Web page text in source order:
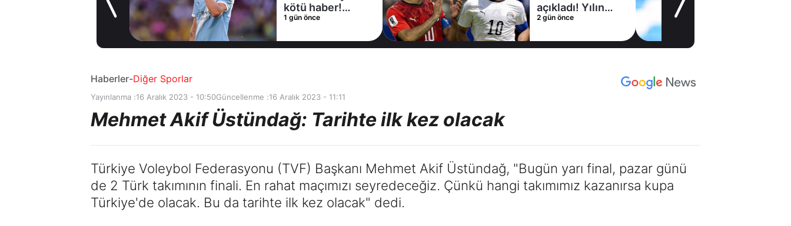
kötü haber!
Premier Lig ekibi
devreye girdi
1 gün önce
açıkladı! Yılın
transferinde
mutlu son
2 gün önce
Haberler-Diğer Sporlar
Yayınlanma :16 Aralık 2023 - 10:50Güncellenme :16 Aralık 2023 - 11:11
Mehmet Akif Üstündağ: Tarihte ilk kez olacak
Türkiye Voleybol Federasyonu (TVF) Başkanı Mehmet Akif Üstündağ, "Bugün yarı final, pazar günü
de 2 Türk takımının finali. En rahat maçımızı seyredeceğiz. Çünkü hangi takımımız kazanırsa kupa
Türkiye'de olacak. Bu da tarihte ilk kez olacak" dedi.